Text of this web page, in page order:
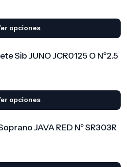
opciones
Sib JUNO JCR0125 O Nº2.5
opciones
JAVA RED Nº SR303R